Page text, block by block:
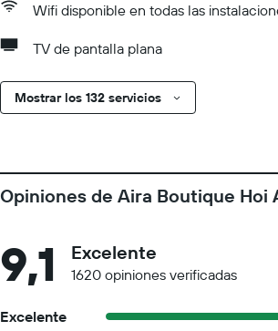
Wifi disponible en todas las
TV de pantalla plana
Mostrar los 132 servicios
Opiniones de Aira Boutique Hoi
9,1 Excelente
1620 opiniones verificadas
Excelente